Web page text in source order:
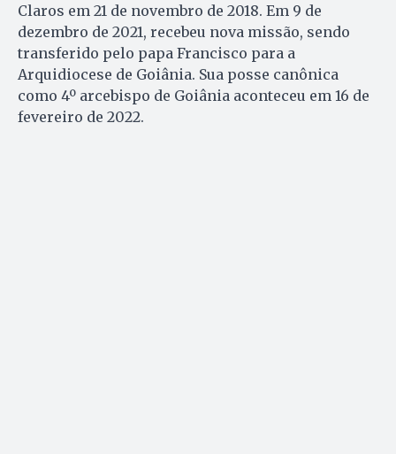
Claros em 21 de novembro de 2018. Em 9 de
dezembro de 2021, recebeu nova missão, sendo
transferido pelo papa Francisco para a
Arquidiocese de Goiânia. Sua posse canônica
como 4º arcebispo de Goiânia aconteceu em 16 de
fevereiro de 2022.